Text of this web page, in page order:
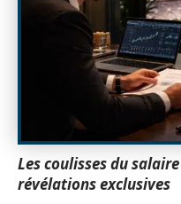
Les coulisses du
révélations exclusives